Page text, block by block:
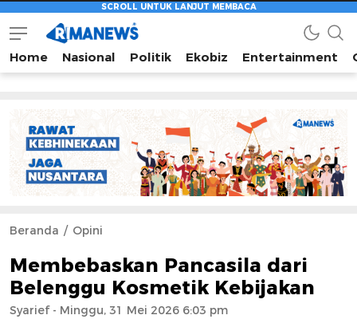
Home Nasional Politik Ekobiz Entertainment
Beranda Opini
Membebaskan Pancasila dari
Belenggu Kosmetik Kebijakan
Syarief- Minggu, 31 Mei 2026 6:03 pm